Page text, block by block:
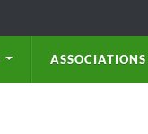
ASSOCIATIONS